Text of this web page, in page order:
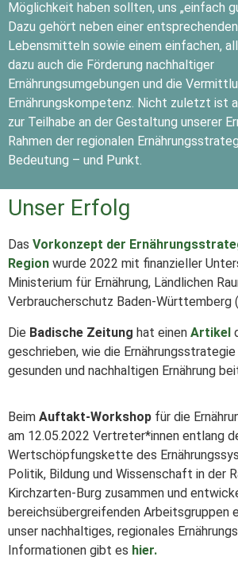
Möglichkeit haben sollten, uns „einfach
Dazu gehört neben einer
Lebensmitteln sowie einem einfachen,
dazu auch die Förderung nachhaltiger
Ernährungsumgebungen und die
Ernährungskompetenz. Nicht zuletzt ist
zur Teilhabe an der Gestaltung unserer
Rahmen der regionalen
Bedeutung – und Punkt.
Unser Erfolg
Das Vorkonzept der
Region wurde 2022 mit finanzieller
Ministerium für Ernährung, Ländlichen
Verbraucherschutz Baden-Württemberg
Die Badische Zeitung hat einen Artikel
geschrieben, wie die
gesunden und nachhaltigen Ernährung
Beim Auftakt-Workshop für die
am 12.05.2022 Vertreter*innen entlang
Wertschöpfungskette des
Politik, Bildung und Wissenschaft in der
Kirchzarten-Burg zusammen und
bereichsübergreifenden Arbeitsgruppen
unser nachhaltiges, regionales
Informationen gibt es hier.